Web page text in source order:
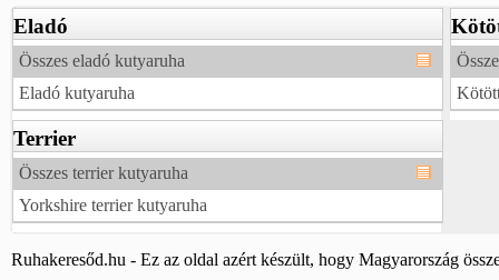
Eladó
Összes eladó kutyaruha
Eladó kutyaruha
Terrier
Összes terrier kutyaruha
Yorkshire terrier kutyaruha
Ruhakeresőd.hu - Ez az oldal azért készült, hogy Magyarország